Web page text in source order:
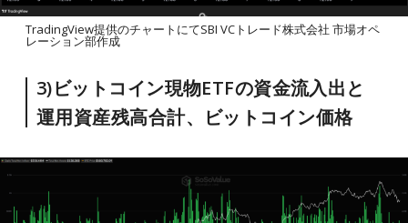
TradingView提供のチャートにてSBI VCトレード株式会社 市場オペ
レーション部作成
3)ビットコイン現物ETFの資金流入出と
運用資産残高合計、ビットコイン価格